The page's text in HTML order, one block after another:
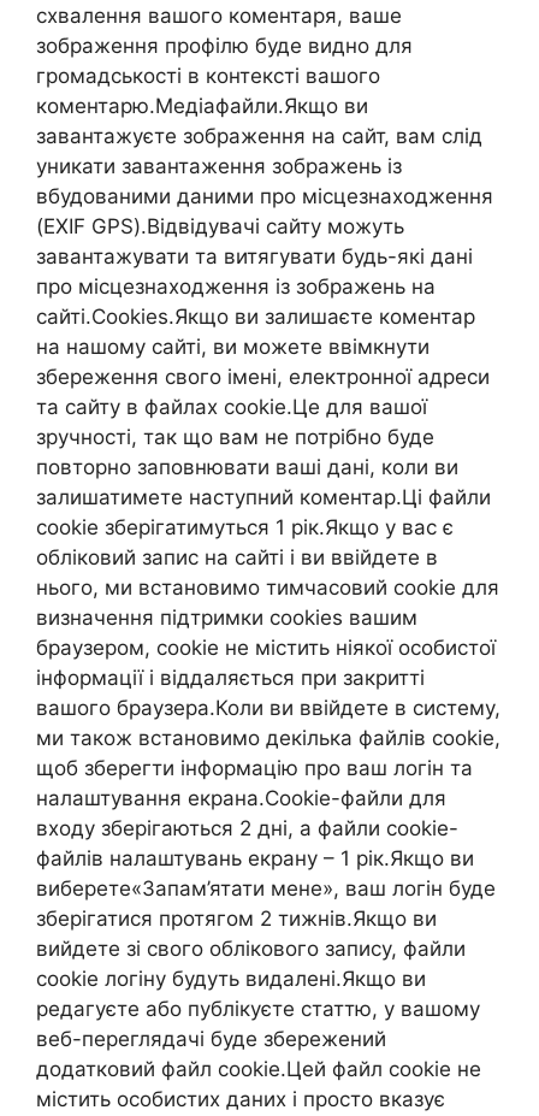
схвалення вашого коментаря, ваше
зображення профілю буде видно для
громадськості в контексті вашого
коментарю.Медіафайли.Якщо ви
завантажуєте зображення на сайт, вам слід
уникати завантаження зображень із
вбудованими даними про місцезнаходження
(EXIF GPS).Відвідувачі сайту можуть
завантажувати та витягувати будь-які дані
про місцезнаходження із зображень на
сайті.Cookies.Якщо ви залишаєте коментар
на нашому сайті, ви можете ввімкнути
збереження свого імені, електронної адреси
та сайту в файлах cookie.Це для вашої
зручності, так що вам не потрібно буде
повторно заповнювати ваші дані, коли ви
залишатимете наступний коментар.Ці файли
cookie зберігатимуться 1 рік.Якщо у вас є
обліковий запис на сайті і ви ввійдете в
нього, ми встановимо тимчасовий cookie для
визначення підтримки cookies вашим
браузером, cookie не містить ніякої особистої
інформації і віддаляється при закритті
вашого браузера.Коли ви ввійдете в систему,
ми також встановимо декілька файлів cookie,
щоб зберегти інформацію про ваш логін та
налаштування екрана.Cookie-файли для
входу зберігаються 2 дні, а файли cookie-
файлів налаштувань екрану – 1 рік.Якщо ви
виберете«Запам’ятати мене», ваш логін буде
зберігатися протягом 2 тижнів.Якщо ви
вийдете зі свого облікового запису, файли
cookie логіну будуть видалені.Якщо ви
редагуєте або публікуєте статтю, у вашому
веб-переглядачі буде збережений
додатковий файл cookie.Цей файл cookie не
містить особистих даних і просто вказує